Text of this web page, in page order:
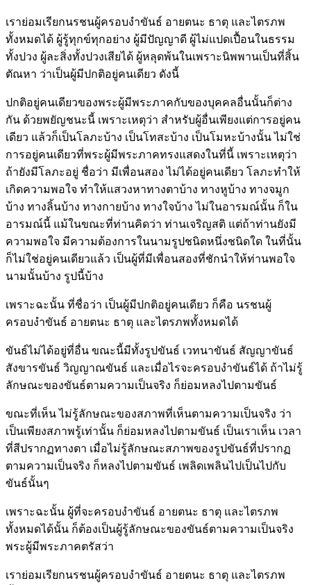
เราย่อมเรียกนรชนผู้ครอบงำขันธ์ อายตนะ ธาตุ และไตรภพ
ทั้งหมดได้ ผู้รู้ทุกข์ทุกอย่าง ผู้มีปัญญาดี ผู้ไม่แปดเปื้อนในธรรม
ทั้งปวง ผู้ละสิ่งทั้งปวงเสียได้ ผู้หลุดพ้นในเพราะนิพพานเป็นที่สิ้น
ตัณหา ว่าเป็นผู้มีปกติอยู่คนเดียว ดังนี้
ปกติอยู่คนเดียวของพระผู้มีพระภาคกับของบุคคลอื่นนั้นก็ต่าง
กัน ด้วยพยัญชนะนี้ เพราะเหตุว่า สำหรับผู้อื่นเพียงแต่การอยู่คน
เดียว แล้วก็เป็นโลภะบ้าง เป็นโทสะบ้าง เป็นโมหะบ้างนั้น ไม่ใช่
การอยู่คนเดียวที่พระผู้มีพระภาคทรงแสดงในที่นี้ เพราะเหตุว่า
ถ้ายังมีโลภะอยู่ ชื่อว่า มีเพื่อนสอง ไม่ได้อยู่คนเดียว โลภะทำให้
เกิดความพอใจ ทำให้แสวงหาทางตาบ้าง ทางหูบ้าง ทางจมูก
บ้าง ทางลิ้นบ้าง ทางกายบ้าง ทางใจบ้าง ไม่ในอารมณ์นั้น ก็ใน
อารมณ์นี้ แม้ในขณะที่ท่านคิดว่า ท่านเจริญสติ แต่ถ้าท่านยังมี
ความพอใจ มีความต้องการในนามรูปชนิดหนึ่งชนิดใด ในที่นั้น
ก็ไม่ใช่อยู่คนเดียวแล้ว เป็นผู้ที่มีเพื่อนสองที่ชักนำให้ท่านพอใจ
นามนั้นบ้าง รูปนี้บ้าง
เพราะฉะนั้น ที่ชื่อว่า เป็นผู้มีปกติอยู่คนเดียว ก็คือ นรชนผู้
ครอบงำขันธ์ อายตนะ ธาตุ และไตรภพทั้งหมดได้
ขันธ์ไม่ได้อยู่ที่อื่น ขณะนี้มีทั้งรูปขันธ์ เวทนาขันธ์ สัญญาขันธ์
สังขารขันธ์ วิญญาณขันธ์ และเมื่อไรจะครอบงำขันธ์ได้ ถ้าไม่รู้
ลักษณะของขันธ์ตามความเป็นจริง ก็ย่อมหลงไปตามขันธ์
ขณะที่เห็น ไม่รู้ลักษณะของสภาพที่เห็นตามความเป็นจริง ว่า
เป็นเพียงสภาพรู้เท่านั้น ก็ย่อมหลงไปตามขันธ์ เป็นเราเห็น เวลา
ที่สีปรากฏทางตา เมื่อไม่รู้ลักษณะสภาพของรูปขันธ์ที่ปรากฏ
ตามความเป็นจริง ก็หลงไปตามขันธ์ เพลิดเพลินไปเป็นไปกับ
ขันธ์นั้นๆ
เพราะฉะนั้น ผู้ที่จะครอบงำขันธ์ อายตนะ ธาตุ และไตรภพ
ทั้งหมดได้นั้น ก็ต้องเป็นผู้รู้ลักษณะของขันธ์ตามความเป็นจริง
พระผู้มีพระภาคตรัสว่า
เราย่อมเรียกนรชนผู้ครอบงำขันธ์ อายตนะ ธาตุ และไตรภพ